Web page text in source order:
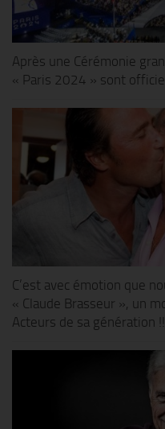
Après une Cérémonie
« Paris 2024 » sont
C’est avec émotion que
« Claude Brasseur », un
Acteurs de sa génération !!